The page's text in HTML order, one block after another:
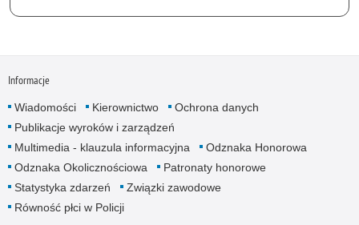
Informacje
Wiadomości Kierownictwo
Ochrona danych
Publikacje wyroków i zarządzeń
Multimedia - klauzula informacyjna
Odznaka Honorowa
Odznaka Okolicznościowa
Patronaty honorowe
Statystyka zdarzeń
Związki zawodowe
Równość płci w Policji